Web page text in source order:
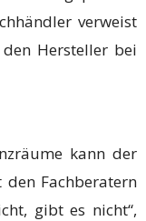
verweist
Hersteller bei
kann der
Fachberatern
gibt es nicht“,